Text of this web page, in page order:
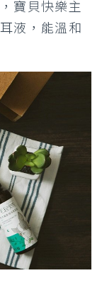
寶貝快樂主
液，能溫和